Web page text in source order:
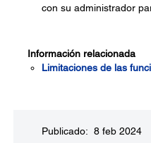
con su administrador
Información relacionada
Limitaciones de las
Publicado: 8 feb 2024